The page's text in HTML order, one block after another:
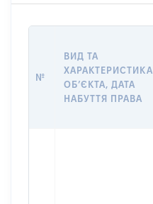
№
ВИД ТА
ХАРАКТЕРИСТИКА
ОБʼЄКТА, ДАТА
НАБУТТЯ ПРАВА